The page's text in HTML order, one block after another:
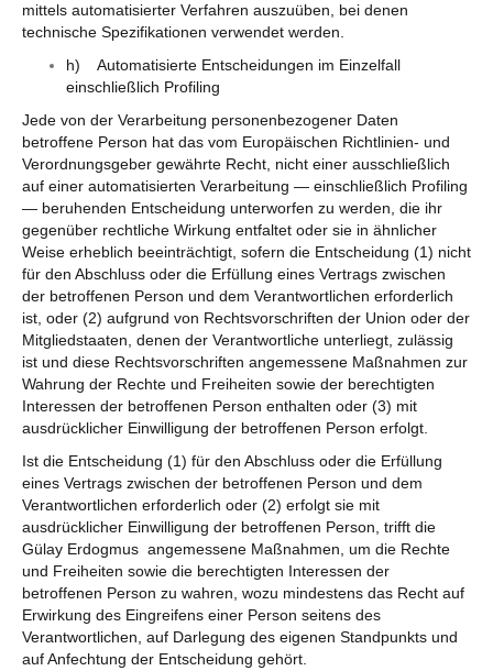
mittels automatisierter Verfahren auszuüben, bei denen
technische Spezifikationen verwendet werden.
h) Automatisierte Entscheidungen im Einzelfall
einschließlich Profiling
Jede von der Verarbeitung personenbezogener Daten
betroffene Person hat das vom Europäischen Richtlinien- und
Verordnungsgeber gewährte Recht, nicht einer ausschließlich
auf einer automatisierten Verarbeitung — einschließlich Profiling
— beruhenden Entscheidung unterworfen zu werden, die ihr
gegenüber rechtliche Wirkung entfaltet oder sie in ähnlicher
Weise erheblich beeinträchtigt, sofern die Entscheidung (1) nicht
für den Abschluss oder die Erfüllung eines Vertrags zwischen
der betroffenen Person und dem Verantwortlichen erforderlich
ist, oder (2) aufgrund von Rechtsvorschriften der Union oder der
Mitgliedstaaten, denen der Verantwortliche unterliegt, zulässig
ist und diese Rechtsvorschriften angemessene Maßnahmen zur
Wahrung der Rechte und Freiheiten sowie der berechtigten
Interessen der betroffenen Person enthalten oder (3) mit
ausdrücklicher Einwilligung der betroffenen Person erfolgt.
Ist die Entscheidung (1) für den Abschluss oder die Erfüllung
eines Vertrags zwischen der betroffenen Person und dem
Verantwortlichen erforderlich oder (2) erfolgt sie mit
ausdrücklicher Einwilligung der betroffenen Person, trifft die
Gülay Erdogmus angemessene Maßnahmen, um die Rechte
und Freiheiten sowie die berechtigten Interessen der
betroffenen Person zu wahren, wozu mindestens das Recht auf
Erwirkung des Eingreifens einer Person seitens des
Verantwortlichen, auf Darlegung des eigenen Standpunkts und
auf Anfechtung der Entscheidung gehört.